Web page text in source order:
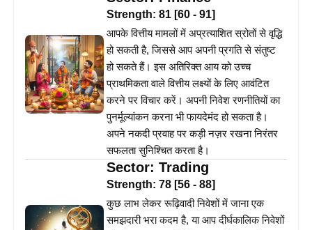
Strength: 81 [60 - 91]
आपके वित्तीय मामलों में अप्रत्याशित स्रोतों से वृद्धि
हो सकती है, जिससे आप अपनी प्रगति से संतुष्ट
हो सकते हैं। इस अतिरिक्त आय को उच्च
प्राथमिकता वाले वित्तीय लक्ष्यों के लिए आवंटित
करने पर विचार करें। अपनी निवेश रणनीतियों का
पुनर्मूल्यांकन करना भी फायदेमंद हो सकता है।
अपने नकदी प्रवाह पर कड़ी नज़र रखना निरंतर
सफलता सुनिश्चित करता है।
Sector: Trading
Strength: 78 [56 - 88]
कुछ लाभ लेकर रूढ़िवादी निवेशों में जाना एक
समझदारी भरा कदम है, या आप दीर्घकालिक निवेशों